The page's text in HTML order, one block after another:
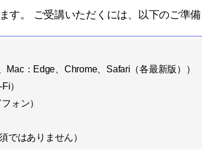
す。 ご受講いただくには、以下のご準備
：Edge、Chrome、Safari（各最新版））
）
ォン）
ではありません）